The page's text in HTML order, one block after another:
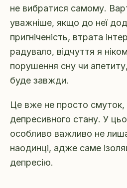
не вибратися самому.
уважніше, якщо до неї
пригніченість, втрата
радувало, відчуття я
порушення сну чи
буде завжди.
Це вже не просто смуток,
депресивного стану. У
особливо важливо не
наодинці, адже саме
депресію.